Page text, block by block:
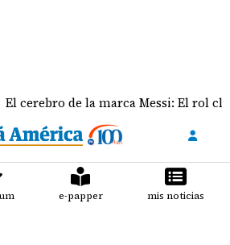
de la marca Messi: El rol clave
e-papper mis noticias